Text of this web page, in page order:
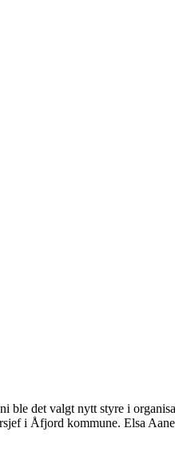
ble det valgt nytt styre i
i Åfjord kommune. Elsa